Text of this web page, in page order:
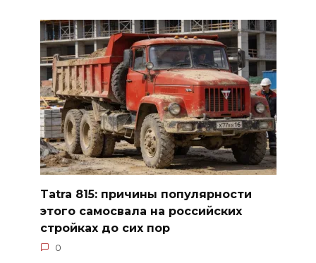
Tatra 815: причины популярности
этого самосвала на российских
стройках до сих пор
0